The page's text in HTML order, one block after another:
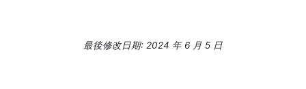
最後修改日期: 2024 年 6 月 5 日